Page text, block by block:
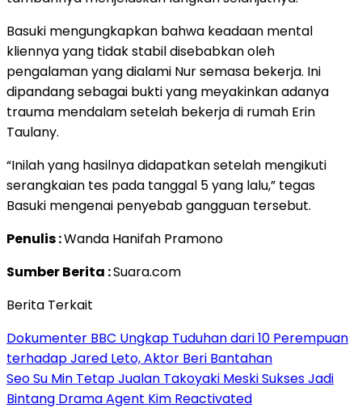
Basuki mengungkapkan bahwa keadaan mental
kliennya yang tidak stabil disebabkan oleh
pengalaman yang dialami Nur semasa bekerja. Ini
dipandang sebagai bukti yang meyakinkan adanya
trauma mendalam setelah bekerja di rumah Erin
Taulany.
“Inilah yang hasilnya didapatkan setelah mengikuti
serangkaian tes pada tanggal 5 yang lalu,” tegas
Basuki mengenai penyebab gangguan tersebut.
Penulis :Wanda Hanifah Pramono
Sumber Berita :Suara.com
Berita Terkait
Dokumenter BBC Ungkap Tuduhan dari 10 Perempuan
terhadap Jared Leto, Aktor Beri Bantahan
Seo Su Min Tetap Jualan Takoyaki Meski Sukses Jadi
Bintang Drama Agent Kim Reactivated